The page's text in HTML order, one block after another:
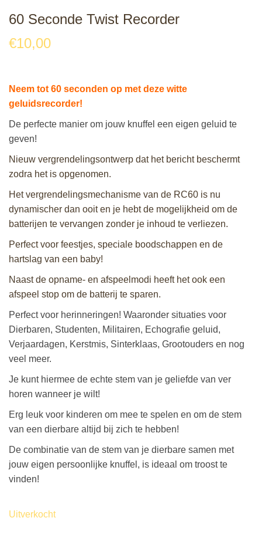
60 Seconde Twist Recorder
€10,00
Neem tot 60 seconden op met deze witte
geluidsrecorder!
De perfecte manier om jouw knuffel een eigen geluid te
geven!
Nieuw vergrendelingsontwerp dat het bericht beschermt
zodra het is opgenomen.
Het vergrendelingsmechanisme van de RC60 is nu
dynamischer dan ooit en je hebt de mogelijkheid om de
batterijen te vervangen zonder je inhoud te verliezen.
Perfect voor feestjes, speciale boodschappen en de
hartslag van een baby!
Naast de opname- en afspeelmodi heeft het ook een
afspeel stop om de batterij te sparen.
Perfect voor herinneringen! Waaronder situaties voor
Dierbaren, Studenten, Militairen, Echografie geluid,
Verjaardagen, Kerstmis, Sinterklaas, Grootouders en nog
veel meer.
Je kunt hiermee de echte stem van je geliefde van ver
horen wanneer je wilt!
Erg leuk voor kinderen om mee te spelen en om de stem
van een dierbare altijd bij zich te hebben!
De combinatie van de stem van je dierbare samen met
jouw eigen persoonlijke knuffel, is ideaal om troost te
vinden!
Uitverkocht